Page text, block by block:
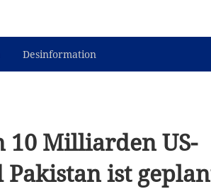
Desinformation
10 Milliarden US-
ist